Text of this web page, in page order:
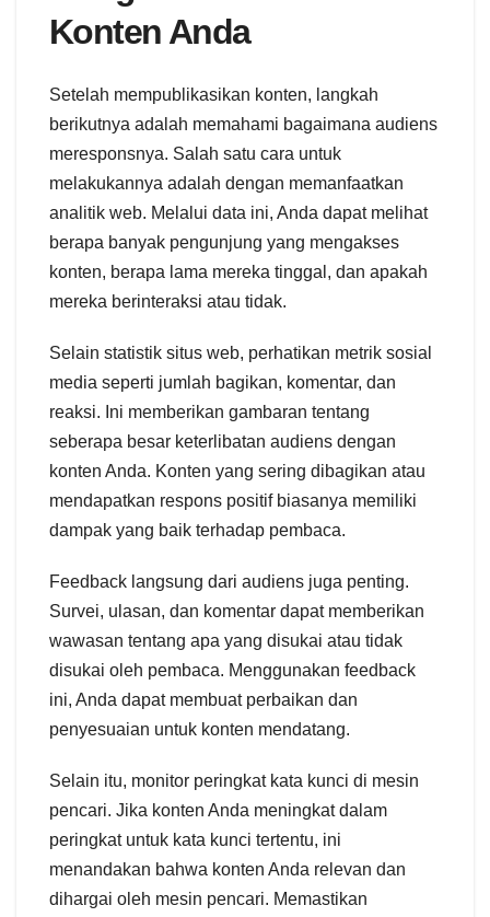
Konten Anda
Setelah mempublikasikan konten, langkah
berikutnya adalah memahami bagaimana audiens
meresponsnya. Salah satu cara untuk
melakukannya adalah dengan memanfaatkan
analitik web. Melalui data ini, Anda dapat melihat
berapa banyak pengunjung yang mengakses
konten, berapa lama mereka tinggal, dan apakah
mereka berinteraksi atau tidak.
Selain statistik situs web, perhatikan metrik sosial
media seperti jumlah bagikan, komentar, dan
reaksi. Ini memberikan gambaran tentang
seberapa besar keterlibatan audiens dengan
konten Anda. Konten yang sering dibagikan atau
mendapatkan respons positif biasanya memiliki
dampak yang baik terhadap pembaca.
Feedback langsung dari audiens juga penting.
Survei, ulasan, dan komentar dapat memberikan
wawasan tentang apa yang disukai atau tidak
disukai oleh pembaca. Menggunakan feedback
ini, Anda dapat membuat perbaikan dan
penyesuaian untuk konten mendatang.
Selain itu, monitor peringkat kata kunci di mesin
pencari. Jika konten Anda meningkat dalam
peringkat untuk kata kunci tertentu, ini
menandakan bahwa konten Anda relevan dan
dihargai oleh mesin pencari. Memastikan